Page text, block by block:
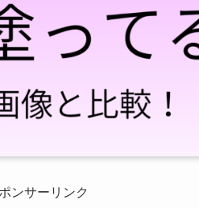
ンサーリンク